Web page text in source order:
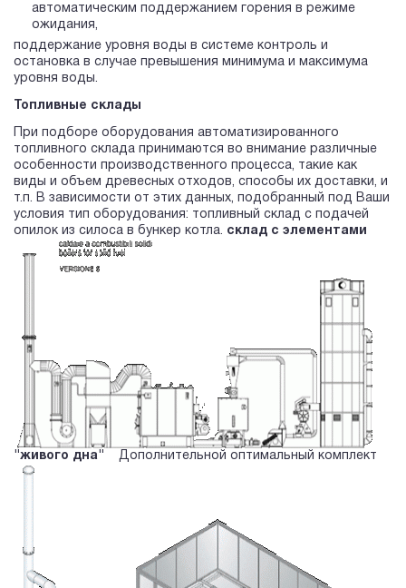
автоматическим поддержанием горения в режиме
ожидания,
поддержание уровня воды в системе контроль и
остановка в случае превышения минимума и максимума
уровня воды.
Топливные склады
При подборе оборудования автоматизированного
топливного склада принимаются во внимание различные
особенности производственного процесса, такие как
виды и объем древесных отходов, способы их доставки, и
т.п. В зависимости от этих данных, подобранный под Ваши
условия тип оборудования: топливный склад с подачей
опилок из силоса в бункер котла. склад с элементами
"живого дна" Дополнительной оптимальный комплект